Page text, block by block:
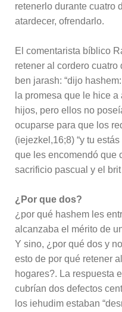
retenerlo durante cuatro
atardecer, ofrendarlo.
El comentarista bíblico
retener al cordero
ben jarash: “dijo
la promesa que le hice
hijos, pero ellos no
ocuparse para que los
(iejezkel,16;8) “y tu
que les encomendó que
sacrificio pascual y el
¿Por que dos?
¿por qué hashem les
alcanzaba el mérito de
Y sino, ¿por qué dos y
esto de por qué retener
hogares?. La respuesta
cubrían dos defectos
los iehudim estaban